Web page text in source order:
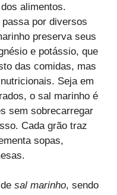
alimentos.
por diversos
preserva seus
e potássio, que
das comidas, mas
Seja em
o sal marinho é
sem sobrecarregar
Cada grão traz
sopas,
sal marinho, sendo